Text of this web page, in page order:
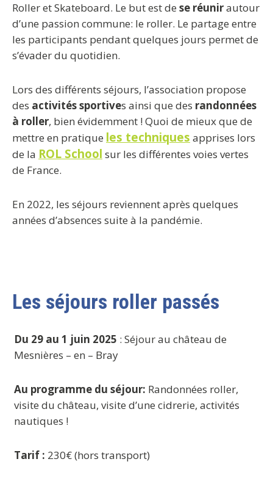
Roller et Skateboard. Le but est de se réunirautour
d’une passion commune: le roller. Le partage entre
les participants pendant quelques jours permet de
s’évader du quotidien.
Lors des différents séjours, l’association propose
des activités sportives ainsi que des randonnées
à roller, bien évidemment ! Quoi de mieux que de
mettre en pratique les techniques apprises lors
de la ROL School sur les différentes voies vertes
de France.
En 2022, les séjours reviennent après quelques
années d’absences suite à la pandémie.
Les séjours roller passés
Du 29 au 1 juin 2025 : Séjour au château de
Mesnières – en – Bray
Au programme du séjour: Randonnées roller,
visite du château, visite d’une cidrerie, activités
nautiques !
Tarif : 230€ (hors transport)